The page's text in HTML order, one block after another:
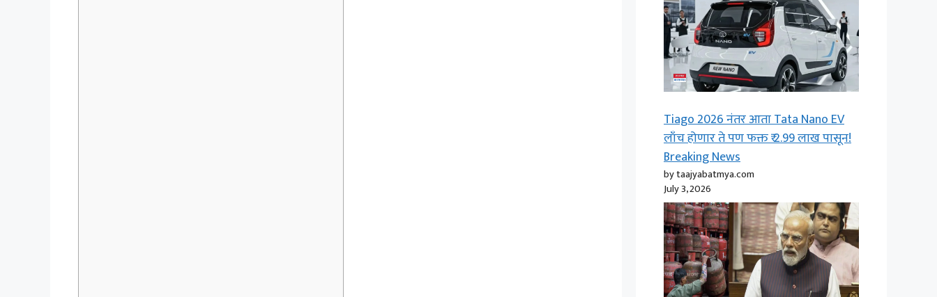
Tiago 2026 नंतर आता Tata Nano EV
लाँच होणार ते पण फक्त ₹ 2.99 लाख पासून!
Breaking News
by taajyabatmya.com
July 3, 2026